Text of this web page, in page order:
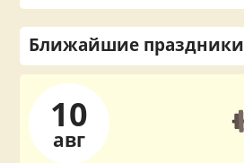
Ближайшие праздники
10
авг